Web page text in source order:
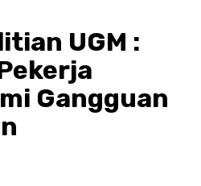
UGM :
Gangguan